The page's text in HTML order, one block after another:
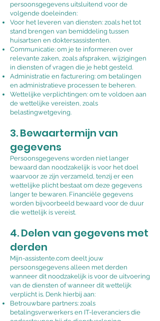
persoonsgegevens uitsluitend voor de
volgende doeleinden:
Voor het leveren van diensten: zoals het tot
stand brengen van bemiddeling tussen
huisartsen en doktersassistenten.
Communicatie: om je te informeren over
relevante zaken, zoals afspraken, wijzigingen
in diensten of vragen die je hebt gesteld.
Administratie en facturering: om betalingen
en administratieve processen te beheren.
Wettelijke verplichtingen: om te voldoen aan
de wettelijke vereisten, zoals
belastingwetgeving.
3. Bewaartermijn van
gegevens
Persoonsgegevens worden niet langer
bewaard dan noodzakelijk is voor het doel
waarvoor ze zijn verzameld, tenzij er een
wettelijke plicht bestaat om deze gegevens
langer te bewaren. Financiële gegevens
worden bijvoorbeeld bewaard voor de duur
die wettelijk is vereist.
4. Delen van gegevens met
derden
Mijn-assistente.com deelt jouw
persoonsgegevens alleen met derden
wanneer dit noodzakelijk is voor de uitvoering
van de diensten of wanneer dit wettelijk
verplicht is. Denk hierbij aan:
Betrouwbare partners: zoals
betalingsverwerkers en IT-leveranciers die